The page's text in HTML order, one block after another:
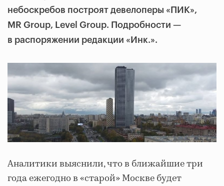
небоскребов построят девелоперы «ПИК»,
MR Group, Level Group. Подробности —
в распоряжении редакции «Инк.».
Аналитики выяснили, что в ближайшие три
года ежегодно в «старой» Москве будет